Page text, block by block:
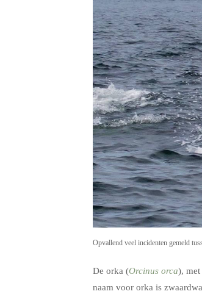
Opvallend veel incidenten gemeld
De orka (Orcinus orca), met
naam voor orka is